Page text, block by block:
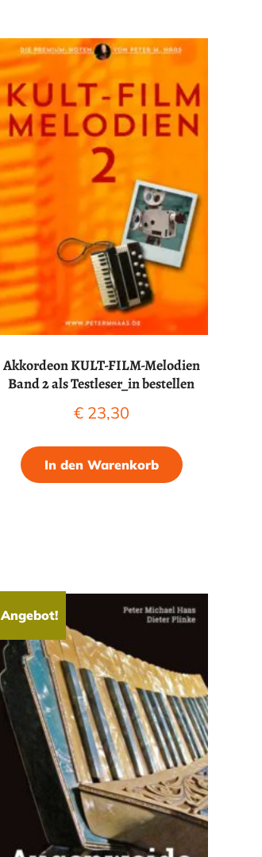
Akkordeon KULT-FILM-Melodien
Band 2 als Testleser_in bestellen
€23,30
In den Warenkorb
Angebot!